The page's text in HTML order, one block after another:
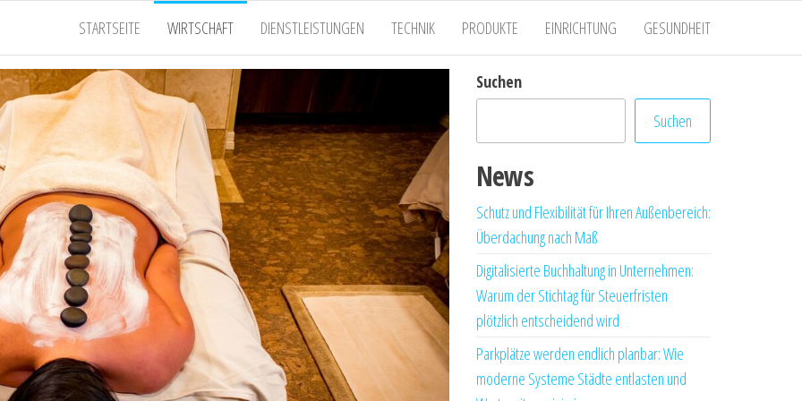
STARTSEITE WIRTSCHAFT DIENSTLEISTUNGEN TECHNIK PRODUKTE EINRICHTUNG GESUNDHEIT
Suchen
Suchen
News
Schutz und Flexibilität für Ihren Außenbereich:
Überdachung nach Maß
Digitalisierte Buchhaltung in Unternehmen:
Warum der Stichtag für Steuerfristen
plötzlich entscheidend wird
Parkplätze werden endlich planbar: Wie
moderne Systeme Städte entlasten und